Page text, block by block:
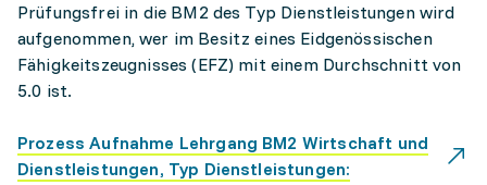
Prüfungsfrei in die BM2 des Typ Dienstleistungen wird
aufgenommen, wer im Besitz eines Eidgenössischen
Fähigkeitszeugnisses (EFZ) mit einem Durchschnitt von
5.0 ist.
Prozess Aufnahme Lehrgang BM2 Wirtschaft und
Dienstleistungen, Typ Dienstleistungen: